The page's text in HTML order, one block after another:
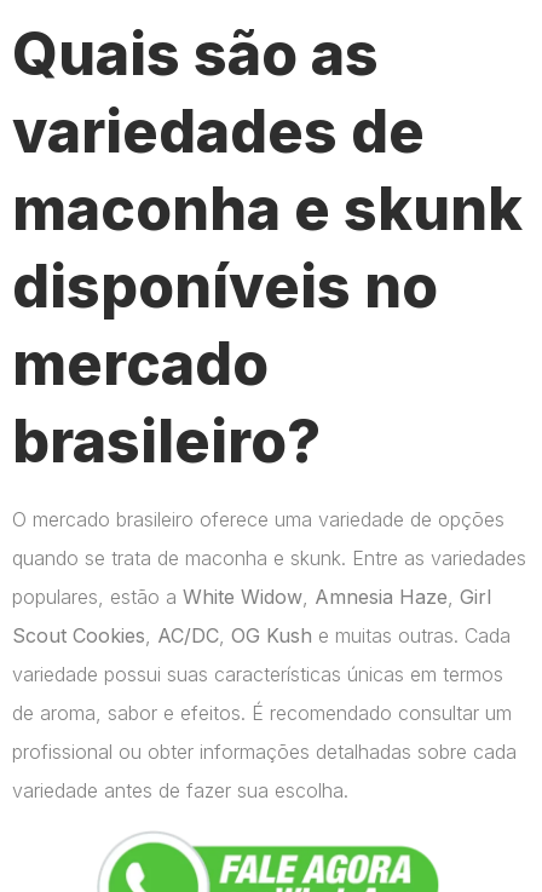
Quais são as
variedades de
maconha e skunk
disponíveis no
mercado
brasileiro?
O mercado brasileiro oferece uma variedade de opções
quando se trata de maconha e skunk. Entre as variedades
populares, estão a White Widow Amnesia Haze Girl
Scout Cookies AC/DC OG Kush e muitas outras. Cada
variedade possui suas características únicas em termos
de aroma, sabor e efeitos. É recomendado consultar um
profissional ou obter informações detalhadas sobre cada
variedade antes de fazer sua escolha.